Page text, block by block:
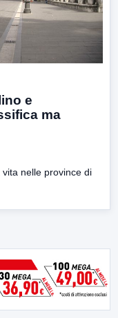
e
ma
nelle province di